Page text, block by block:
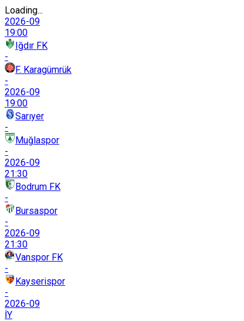
Loading...
2026-09
19:00
Iğdır FK
-
F. Karagümrük
-
2026-09
19:00
Sarıyer
-
Muğlaspor
-
2026-09
21:30
Bodrum FK
-
Bursaspor
-
2026-09
21:30
Vanspor FK
-
Kayserispor
-
2026-09
İY